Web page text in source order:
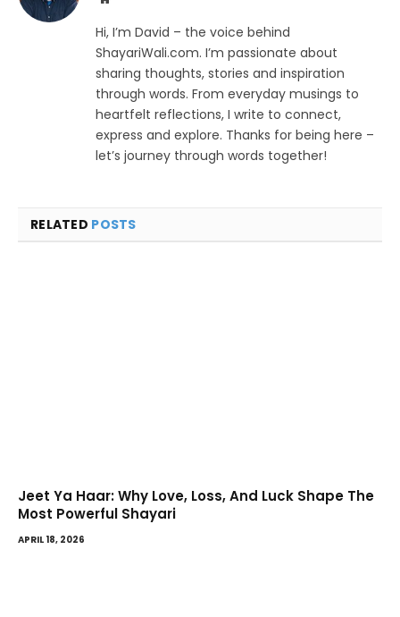
Hi, I’m David – the voice behind
ShayariWali.com. I’m passionate about
sharing thoughts, stories and inspiration
through words. From everyday musings to
heartfelt reflections, I write to connect,
express and explore. Thanks for being here –
let’s journey through words together!
RELATED POSTS
Jeet Ya Haar: Why Love, Loss, And Luck Shape The
Most Powerful Shayari
APRIL 18, 2026